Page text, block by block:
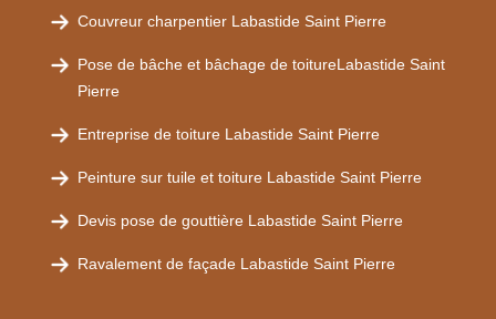
Couvreur charpentier Labastide Saint Pierre
Pose de bâche et bâchage de toitureLabastide Saint
Pierre
Entreprise de toiture Labastide Saint Pierre
Peinture sur tuile et toiture Labastide Saint Pierre
Devis pose de gouttière Labastide Saint Pierre
Ravalement de façade Labastide Saint Pierre